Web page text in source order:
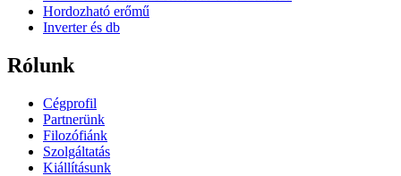
Hordozható erőmű
Inverter és db
Rólunk
Cégprofil
Partnerünk
Filozófiánk
Szolgáltatás
Kiállításunk